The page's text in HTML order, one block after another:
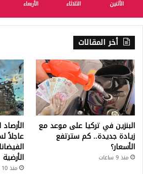
الأثنين الثلاثاء الأربعاء
أخر المقالات
البنزين في تركيا على موعد مع
زيادة جديدة.. كم سترتفع
الأسعار؟
منذ 9 ساعات
عاجلاً
الأرضية
منذ 10 ساعات